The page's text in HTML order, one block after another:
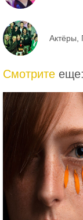
Актёры,
Смотрите еще: